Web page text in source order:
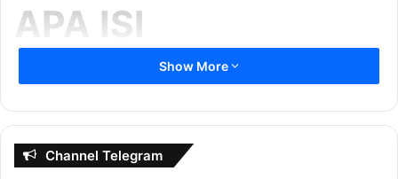
APA ISI
KANDUNGAN
EBOOK 1 INI?
Show More
Channel Telegram